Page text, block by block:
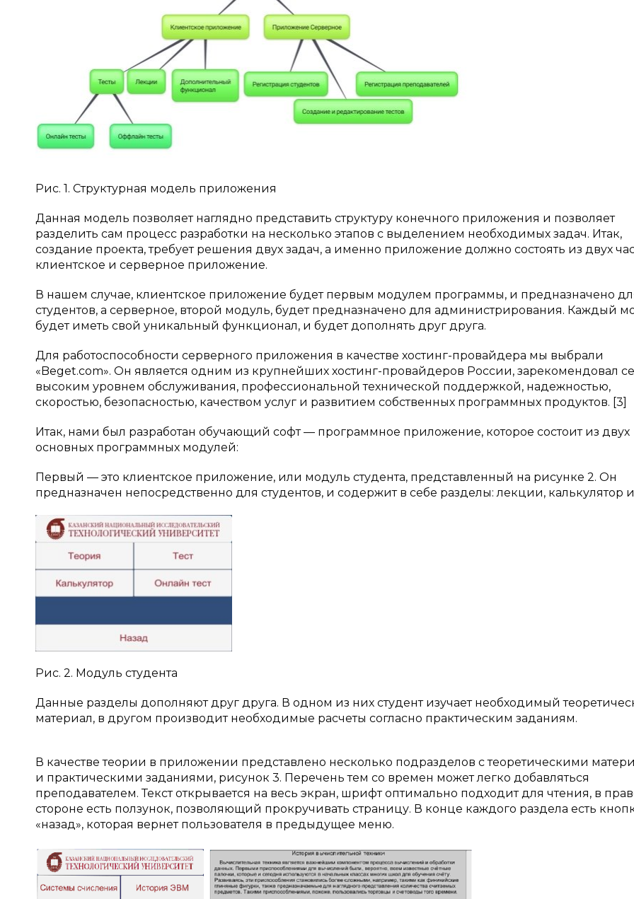
Рис. 1. Структурная модель приложения
Данная модель позволяет наглядно представить структуру конечного приложения и позволяет
разделить сам процесс разработки на несколько этапов с выделением необходимых задач. Итак,
создание проекта, требует решения двух задач, а именно приложение должно состоять из двух
клиентское и серверное приложение.
В нашем случае, клиентское приложение будет первым модулем программы, и предназначено
студентов, а серверное, второй модуль, будет предназначено для администрирования. Каждый
будет иметь свой уникальный функционал, и будет дополнять друг друга.
Для работоспособности серверного приложения в качестве хостинг-провайдера мы выбрали
«Beget.com». Он является одним из крупнейших хостинг-провайдеров России, зарекомендовал
высоким уровнем обслуживания, профессиональной технической поддержкой, надежностью,
скоростью, безопасностью, качеством услуг и развитием собственных программных продуктов. [3]
Итак, нами был разработан обучающий софт — программное приложение, которое состоит из двух
основных программных модулей:
Первый — это клиентское приложение, или модуль студента, представленный на рисунке 2. Он
предназначен непосредственно для студентов, и содержит в себе разделы: лекции, калькулятор и
Рис. 2. Модуль студента
Данные разделы дополняют друг друга. В одном из них студент изучает необходимый
материал, в другом производит необходимые расчеты согласно практическим заданиям.
В качестве теории в приложении представлено несколько подразделов с теоретическими
и практическими заданиями, рисунок 3. Перечень тем со времен может легко добавляться
преподавателем. Текст открывается на весь экран, шрифт оптимально подходит для чтения, в
стороне есть ползунок, позволяющий прокручивать страницу. В конце каждого раздела есть
«назад», которая вернет пользователя в предыдущее меню.